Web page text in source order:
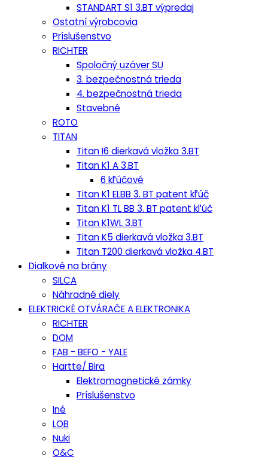
STANDART S1 3.BT výpredaj
Ostatní výrobcovia
Príslušenstvo
RICHTER
Spoločný uzáver SU
3. bezpečnostná trieda
4. bezpečnostná trieda
Stavebné
ROTO
TITAN
Titan I6 dierkavá vložka 3.BT
Titan K1 A 3.BT
6 kľúčové
Titan K1 ELBB 3. BT patent kľúč
Titan K1 TL BB 3. BT patent kľúč
Titan K1WL 3.BT
Titan K5 dierkavá vložka 3.BT
Titan T200 dierkavá vložka 4.BT
Dialkové na brány
SILCA
Náhradné diely
ELEKTRICKÉ OTVÁRAČE A ELEKTRONIKA
RICHTER
DOM
FAB - BEFO - YALE
Hartte/ Bira
Elektromagnetické zámky
Príslušenstvo
Iné
LOB
Nuki
O&C